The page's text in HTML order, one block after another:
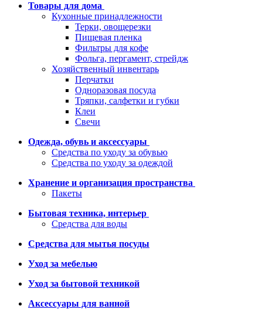
Товары для дома
Кухонные принадлежности
Терки, овощерезки
Пищевая пленка
Фильтры для кофе
Фольга, пергамент, стрейдж
Хозяйственный инвентарь
Перчатки
Одноразовая посуда
Тряпки, салфетки и губки
Клеи
Свечи
Одежда, обувь и аксессуары
Средства по уходу за обувью
Средства по уходу за одеждой
Хранение и организация пространства
Пакеты
Бытовая техника, интерьер
Средства для воды
Средства для мытья посуды
Уход за мебелью
Уход за бытовой техникой
Аксессуары для ванной